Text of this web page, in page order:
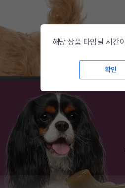
해당 상품 타임딜 시간
확인